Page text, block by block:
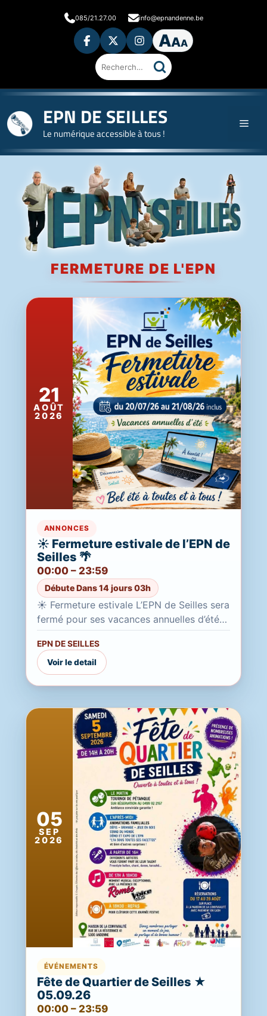
085/21.27.00 info@epnandenne.be
AAA
Rechercher
sur
le
EPN DE SEILLES
Le numérique accessible à tous !
Accueil
FERMETURE DE L'EPN
21
AOÛT
2026
ANNONCES
☀️ Fermeture estivale de l’EPN de
Seilles 🌴
00:00 – 23:59
Débute Dans 14 jours 03h
☀️ Fermeture estivale L’EPN de Seilles sera
fermé pour ses vacances annuelles d’été
Du 20 juillet au 21 août 2026 inclus Durant
cette période,...
EPN DE SEILLES
Voir le detail
05
SEP
2026
ÉVÉNEMENTS
Fête de Quartier de Seilles ★
05.09.26
00:00 – 23:59